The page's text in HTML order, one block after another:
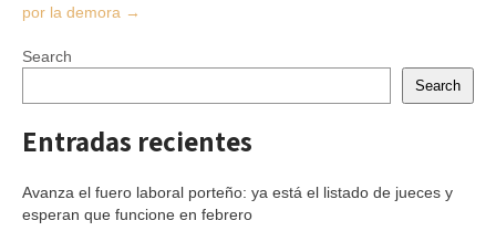
por la demora →
Search
Search
Entradas recientes
Avanza el fuero laboral porteño: ya está el listado de jueces y
esperan que funcione en febrero